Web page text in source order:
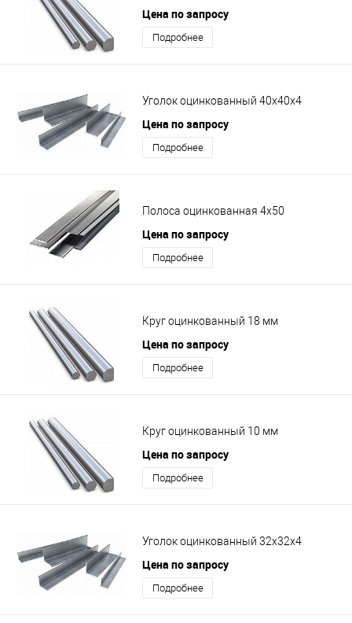
Цена по запросу
Подробнее
Уголок оцинкованный 40х40х4
Цена по запросу
Подробнее
Полоса оцинкованная 4х50
Цена по запросу
Подробнее
Круг оцинкованный 18 мм
Цена по запросу
Подробнее
Круг оцинкованный 10 мм
Цена по запросу
Подробнее
Уголок оцинкованный 32х32х4
Цена по запросу
Подробнее